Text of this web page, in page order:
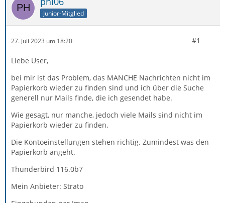
Junior-Mitglied
27. Juli 2023 um 18:20 #1
Liebe User,
bei mir ist das Problem, das MANCHE Nachrichten nicht im
Papierkorb wieder zu finden sind und ich über die Suche
generell nur Mails finde, die ich gesendet habe.
Wie gesagt, nur manche, jedoch viele Mails sind nicht im
Papierkorb wieder zu finden.
Die Kontoeinstellungen stehen richtig. Zumindest was den
Papierkorb angeht.
Thunderbird 116.0b7
Mein Anbieter: Strato